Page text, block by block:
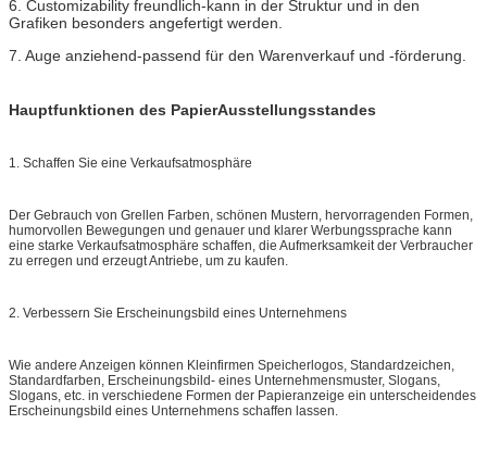
6. Customizability freundlich-kann in der Struktur und in den
Grafiken besonders angefertigt werden.
7. Auge anziehend-passend für den Warenverkauf und -förderung.
Hauptfunktionen des PapierAusstellungsstandes
1. Schaffen Sie eine Verkaufsatmosphäre
Der Gebrauch von Grellen Farben, schönen Mustern, hervorragenden Formen,
humorvollen Bewegungen und genauer und klarer Werbungssprache kann
eine starke Verkaufsatmosphäre schaffen, die Aufmerksamkeit der Verbraucher
zu erregen und erzeugt Antriebe, um zu kaufen.
2. Verbessern Sie Erscheinungsbild eines Unternehmens
Wie andere Anzeigen können Kleinfirmen Speicherlogos, Standardzeichen,
Standardfarben, Erscheinungsbild- eines Unternehmensmuster, Slogans,
Slogans, etc. in verschiedene Formen der Papieranzeige ein unterscheidendes
Erscheinungsbild eines Unternehmens schaffen lassen.